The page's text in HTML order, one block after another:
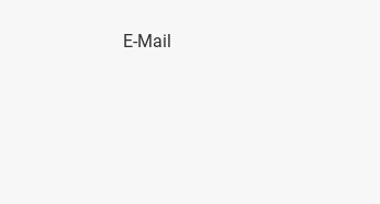
E-Mail